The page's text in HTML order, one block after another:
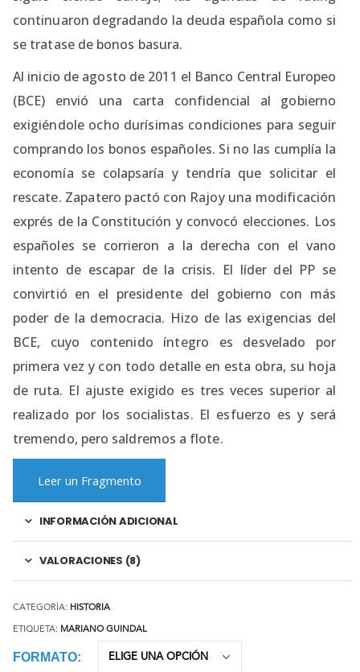
continuaron degradando la deuda española como si
se tratase de bonos basura.
Al inicio de agosto de 2011 el Banco Central Europeo
(BCE) envió una carta confidencial al gobierno
exigiéndole ocho durísimas condiciones para seguir
comprando los bonos españoles. Si no las cumplía la
economía se colapsaría y tendría que solicitar el
rescate. Zapatero pactó con Rajoy una modificación
exprés de la Constitución y convocó elecciones. Los
españoles se corrieron a la derecha con el vano
intento de escapar de la crisis. El líder del PP se
convirtió en el presidente del gobierno con más
poder de la democracia. Hizo de las exigencias del
BCE, cuyo contenido íntegro es desvelado por
primera vez y con todo detalle en esta obra, su hoja
de ruta. El ajuste exigido es tres veces superior al
realizado por los socialistas. El esfuerzo es y será
tremendo, pero saldremos a flote.
Leer un Fragmento
INFORMACIÓN ADICIONAL
VALORACIONES (8)
CATEGORÍA: HISTORIA
ETIQUETA: MARIANO GUINDAL
FORMATO